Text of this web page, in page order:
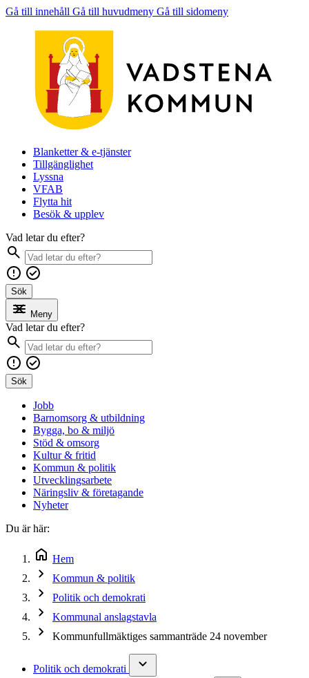
Gå till innehåll Gå till huvudmeny Gå till sidomeny
Blanketter & e-tjänster
Tillgänglighet
Lyssna
VFAB
Flytta hit
Besök & upplev
Vad letar du efter?
Sök
Meny
Vad letar du efter?
Sök
Jobb
Barnomsorg & utbildning
Bygga, bo & miljö
Stöd & omsorg
Kultur & fritid
Kommun & politik
Utvecklingsarbete
Näringsliv & företagande
Nyheter
Du är här:
Hem
Kommun & politik
Politik och demokrati
Kommunal anslagstavla
Kommunfullmäktiges sammanträde 24 november
Politik och demokrati